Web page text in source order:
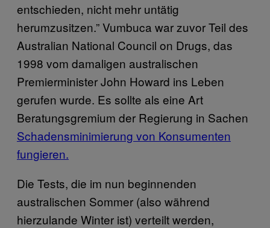
entschieden, nicht mehr untätig
herumzusitzen.” Vumbuca war zuvor Teil des
Australian National Council on Drugs, das
1998 vom damaligen australischen
Premierminister John Howard ins Leben
gerufen wurde. Es sollte als eine Art
Beratungsgremium der Regierung in Sachen
Schadensminimierung von Konsumenten
fungieren.
Die Tests, die im nun beginnenden
australischen Sommer (also während
hierzulande Winter ist) verteilt werden,